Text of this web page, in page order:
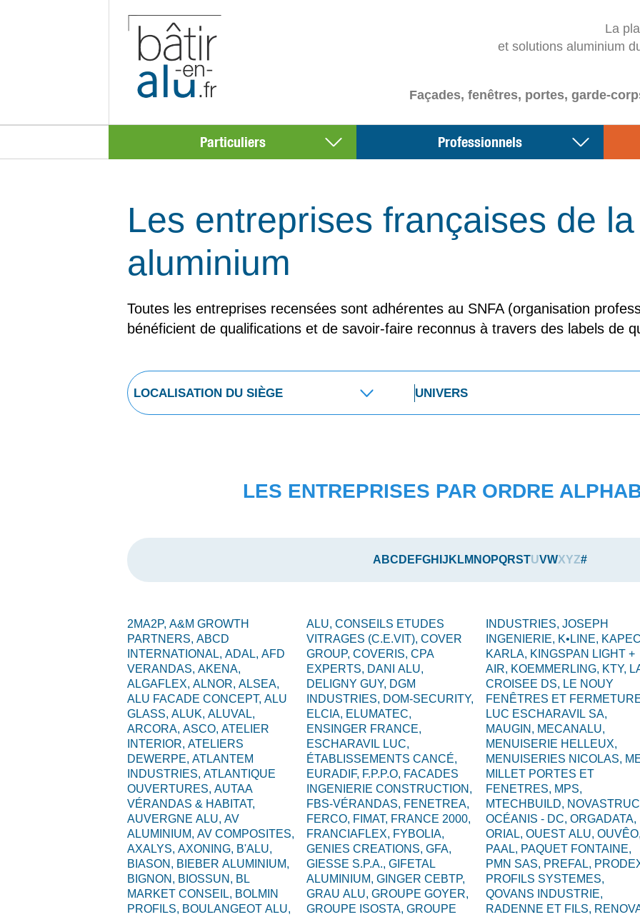
La
et solutions aluminium
Façades, fenêtres, portes, garde-
Particuliers Professionnels
Les entreprises françaises de
aluminium
Toutes les entreprises recensées sont adhérentes au SNFA (organisation
bénéficient de qualifications et de savoir-faire reconnus à travers des labels de
LES ENTREPRISES PAR ORDRE
A BC D E FGH J K LM NOPQRSTUVWXYZ#
2MA2P, A&M GROWTH
PARTNERS, ABCD
INTERNATIONAL, ADAL, AFD
VERANDAS, AKENA,
ALGAFLEX, ALNOR, ALSEA,
ALU FACADE CONCEPT, ALU
GLASS, ALUK, ALUVAL,
ARCORA, ASCO, ATELIER
INTERIOR, ATELIERS
DEWERPE, ATLANTEM
INDUSTRIES, ATLANTIQUE
OUVERTURES, AUTAA
VÉRANDAS & HABITAT,
AUVERGNE ALU, AV
ALUMINIUM, AV COMPOSITES,
AXALYS, AXONING, B'ALU,
BIASON, BIEBER ALUMINIUM,
BIGNON, BIOSSUN, BL
MARKET CONSEIL, BOLMIN
PROFILS, BOULANGEOT ALU,
ALU, CONSEILS ETUDES
VITRAGES (C.E.VIT), COVER
GROUP, COVERIS, CPA
EXPERTS, DANI ALU,
DELIGNY GUY, DGM
INDUSTRIES, DOM-SECURITY,
ELCIA, ELUMATEC,
ENSINGER FRANCE,
ESCHARAVIL LUC,
ÉTABLISSEMENTS CANCÉ,
EURADIF, F.P.P.O, FACADES
INGENIERIE CONSTRUCTION,
FBS-VÉRANDAS, FENETREA,
FERCO, FIMAT, FRANCE 2000,
FRANCIAFLEX, FYBOLIA,
GENIES CREATIONS, GFA,
GIESSE S.P.A., GIFETAL
ALUMINIUM, GINGER CEBTP,
GRAU ALU, GROUPE GOYER,
GROUPE ISOSTA, GROUPE
INDUSTRIES, JOSEPH
INGENIERIE, K•LINE,
KARLA, KINGSPAN LIGHT +
AIR, KOEMMERLING, KTY,
CROISEE DS, LE NOUY
FENÊTRES ET
LUC ESCHARAVIL SA,
MAUGIN, MECANALU,
MENUISERIE HELLEUX,
MENUISERIES NICOLAS,
MILLET PORTES ET
FENETRES, MPS,
MTECHBUILD,
OCÉANIS - DC, ORGADATA,
ORIAL, OUEST ALU, OUVÊO,
PAAL, PAQUET FONTAINE,
PMN SAS, PREFAL,
PROFILS SYSTEMES,
QOVANS INDUSTRIE,
RADENNE ET FILS,